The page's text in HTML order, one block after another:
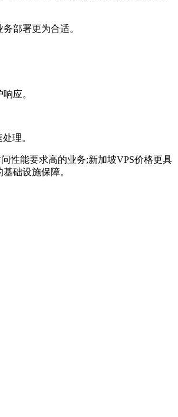
部署更为合适。
应。
理。
性能要求高的业务;新加坡VPS价格更具
础设施保障。